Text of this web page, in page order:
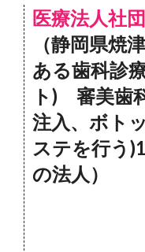
医療法人社
（静岡県焼
ある歯科診
ト) 審美歯
注入、ボト
ステを行う
の法人）